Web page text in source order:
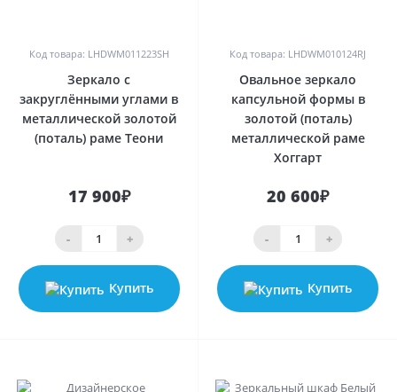
Код товара: LHDWM011223SH
Зеркало с
закруглёнными углами в
металлической золотой
(поталь) раме Теони
17 900₽
- +
Купить
Код товара: LHDWM010124RJ
Овальное зеркало
капсульной формы в
золотой (поталь)
металлической раме
Хоггарт
20 600₽
- +
Купить